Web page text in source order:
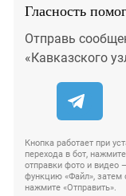
Гласность
Отправь
«Кавказского
Кнопка работает при
перехода в бот,
отправки фото и видео
функцию «Файл», затем
нажмите «Отправить».